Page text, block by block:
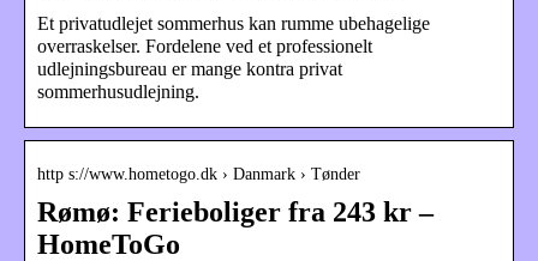
Et privatudlejet sommerhus kan rumme ubehagelige
overraskelser. Fordelene ved et professionelt
udlejningsbureau er mange kontra privat
sommerhusudlejning.
http s://www.hometogo.dk › Danmark › Tønder
Rømø: Ferieboliger fra 243 kr –
HomeToGo